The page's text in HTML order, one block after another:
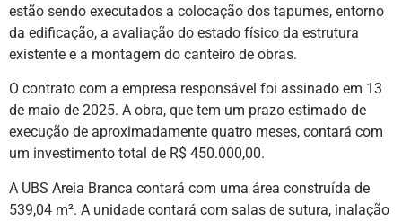
estão sendo executados a colocação dos tapumes, entorno
da edificação, a avaliação do estado físico da estrutura
existente e a montagem do canteiro de obras.
O contrato com a empresa responsável foi assinado em 13
de maio de 2025. A obra, que tem um prazo estimado de
execução de aproximadamente quatro meses, contará com
um investimento total de R$ 450.000,00.
A UBS Areia Branca contará com uma área construída de
539,04 m². A unidade contará com salas de sutura, inalação